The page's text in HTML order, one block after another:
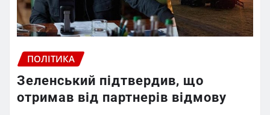
ПОЛІТИКА
Зеленський підтвердив, що
отримав від партнерів відмову